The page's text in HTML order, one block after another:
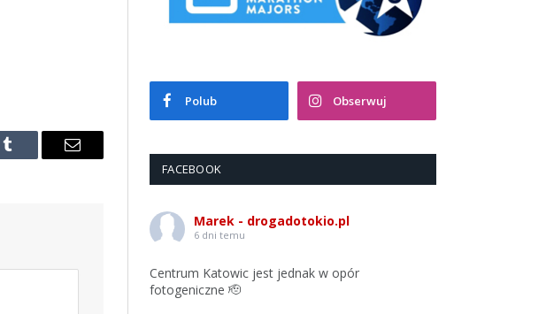
Tumblr Email
Polub Obserwuj
FACEBOOK
Marek - drogadotokio.pl
6 dni temu
Centrum Katowic jest jednak w opór
fotogeniczne 🫡